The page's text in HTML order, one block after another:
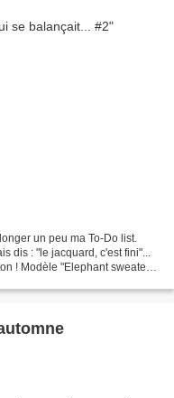
un peu ma To-Do list.
dis : "le jacquard, c'est fini"...
! Modèle "Elephant sweater"